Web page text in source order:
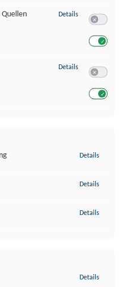
Details zu Analyse von
Details zu Entwicklung
Details
Details
Details
Details